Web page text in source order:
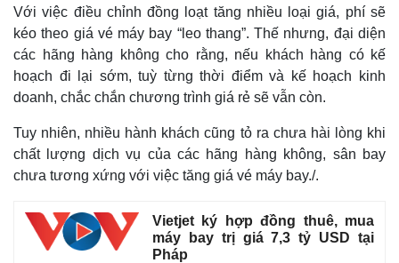
Với việc điều chỉnh đồng loạt tăng nhiều loại giá, phí sẽ
kéo theo giá vé máy bay “leo thang”. Thế nhưng, đại diện
các hãng hàng không cho rằng, nếu khách hàng có kế
hoạch đi lại sớm, tuỳ từng thời điểm và kế hoạch kinh
doanh, chắc chắn chương trình giá rẻ sẽ vẫn còn.
Tuy nhiên, nhiều hành khách cũng tỏ ra chưa hài lòng khi
chất lượng dịch vụ của các hãng hàng không, sân bay
chưa tương xứng với việc tăng giá vé máy bay./.
Vietjet ký hợp đồng thuê, mua
máy bay trị giá 7,3 tỷ USD tại
Pháp